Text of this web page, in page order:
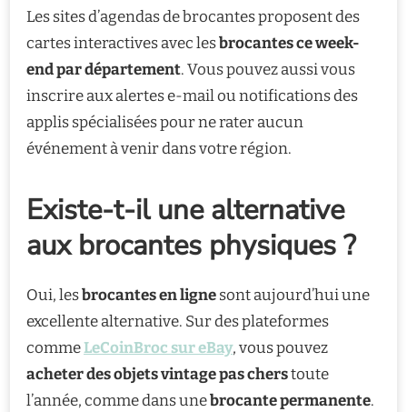
Les sites d’agendas de brocantes proposent des
cartes interactives avec lesbrocantes ce week-
end par département. Vous pouvez aussi vous
inscrire aux alertes e-mail ou notifications des
applis spécialisées pour ne rater aucun
événement à venir dans votre région.
Existe-t-il une alternative
aux brocantes physiques ?
Oui, lesbrocantes en lignesont aujourd’hui une
excellente alternative. Sur des plateformes
commeLeCoinBroc sur eBay, vous pouvez
acheter des objets vintage pas cherstoute
l’année, comme dans unebrocante permanente.